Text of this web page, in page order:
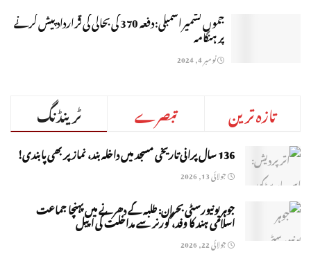
جموں کشمیر اسمبلی: دفعہ 370 کی بحالی کی قرارداد پیش کرنے
پر ہنگامہ
نومبر 4, 2024
ٹرینڈنگ تبصرے تازہ ترین
136 سال پرانی تاریخی مسجد میں داخلہ بند، نماز پر بھی پابندی!
جولائی 13, 2026
جوہر یونیورسٹی بحران: طلبہ کے دھرنے میں پہنچا جماعت
اسلامی ہند کا وفد، گورنر سے مداخلت کی اپیل
جولائی 22, 2026